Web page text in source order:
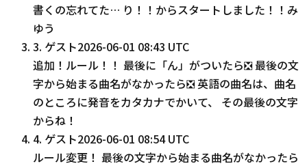
書くの忘れてた… り！！からスタートしました！！み
ゆう
3. ゲスト2026-06-01 08:43 UTC
追加！ルール！！ 最後に「ん」がついたら❎️ 最後の文
字から始まる曲名がなかったら❎️ 英語の曲名は、曲名
のところに発音をカタカナでかいて、 その最後の文字
からね！
4. ゲスト2026-06-01 08:54 UTC
ルール変更！ 最後の文字から始まる曲名がなかったら